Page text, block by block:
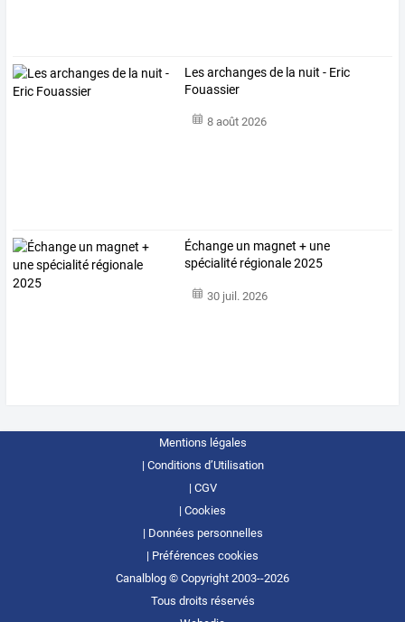
Les archanges de la nuit - Eric
Fouassier
8 août 2026
Échange un magnet + une
spécialité régionale 2025
30 juil. 2026
Mentions légales
Conditions d’Utilisation
CGV
Cookies
Données personnelles
Préférences cookies
Canalblog © Copyright 2003--2026
Tous droits réservés